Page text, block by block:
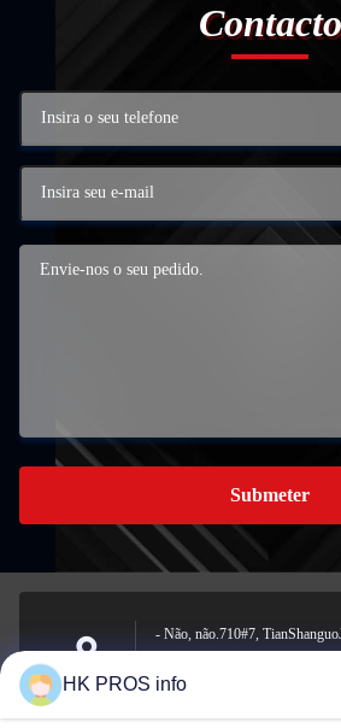
Contacto
Submeter
Endereço
- Não, não.710#7,
de Sanhe
HK PROS info